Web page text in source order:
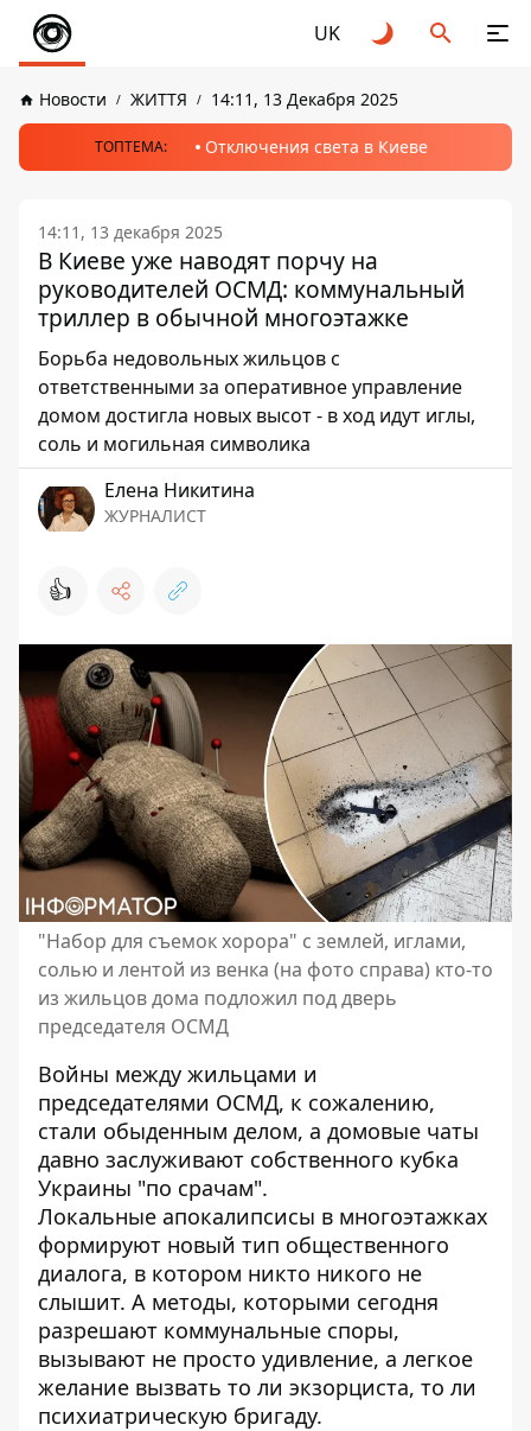
UK
Новости ЖИТТЯ 14:11, 13 Декабря 2025
ТОПТЕМА: Отключения света в Киеве
14:11, 13 декабря 2025
В Киеве уже наводят порчу на
руководителей ОСМД: коммунальный
триллер в обычной многоэтажке
Борьба недовольных жильцов с
ответственными за оперативное управление
домом достигла новых высот - в ход идут иглы,
соль и могильная символика
Елена Никитина
ЖУРНАЛИСТ
👍
"Набор для съемок хорора" с землей, иглами,
солью и лентой из венка (на фото справа) кто-то
из жильцов дома подложил под дверь
председателя ОСМД
Войны между жильцами и
председателями ОСМД, к сожалению,
стали обыденным делом, а домовые чаты
давно заслуживают собственного кубка
Украины "по срачам".
Локальные апокалипсисы в многоэтажках
формируют новый тип общественного
диалога, в котором никто никого не
слышит. А методы, которыми сегодня
разрешают коммунальные споры,
вызывают не просто удивление, а легкое
желание вызвать то ли экзорциста, то ли
психиатрическую бригаду.